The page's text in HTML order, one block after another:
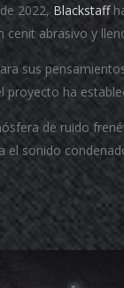
2022, Blackstaff
cenit abrasivo y
sus
proyecto ha
de ruido
sonido